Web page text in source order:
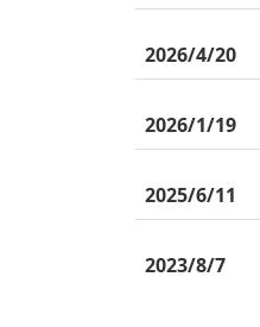
2026/4/20
2026/1/19
2025/6/11
2023/8/7